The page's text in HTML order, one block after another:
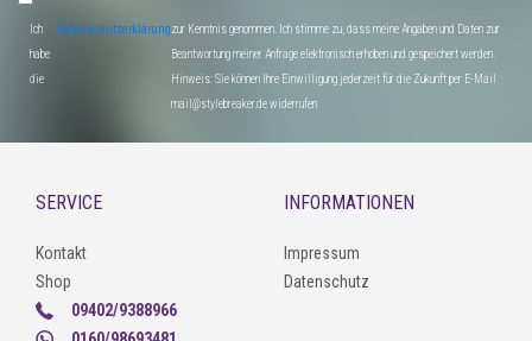
Ich
habe
die
Datenschutzerklärungzur Kenntnis genommen. Ich stimme zu, dass meine Angaben und Daten zur
Beantwortung meiner Anfrage elektronisch erhoben und gespeichert werden.
Hinweis: Sie können Ihre Einwilligung jederzeit für die Zukunft per E-Mail
mail@stylebreaker.de widerrufen
SERVICE
Kontakt
Shop
09402/9388966
INFORMATIONEN
Impressum
Datenschutz